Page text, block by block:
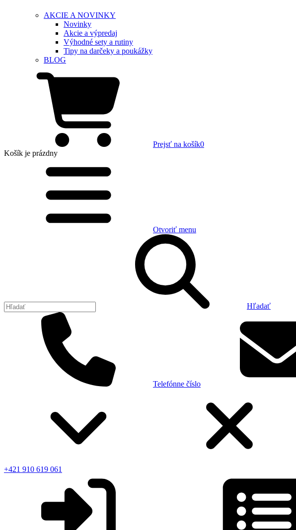
AKCIE A NOVINKY
Novinky
Akcie a výpredaj
Výhodné sety a rutiny
Tipy na darčeky a poukážky
BLOG
Prejsť na košík0
Košík je prázdny
Otvoriť menu
Hľadať
Telefónne číslo
+421 910 619 061